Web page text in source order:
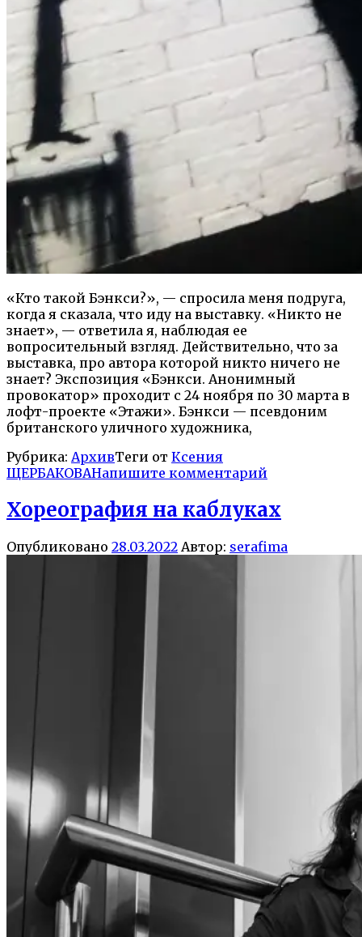
«Кто такой Бэнкси?», — спросила меня подруга,
когда я сказала, что иду на выставку. «Никто не
знает», — ответила я, наблюдая ее
вопросительный взгляд. Действительно, что за
выставка, про автора которой никто ничего не
знает? Экспозиция «Бэнкси. Анонимный
провокатор» проходит с 24 ноября по 30 марта в
лофт-проекте «Этажи». Бэнкси — псевдоним
британского уличного художника,
Рубрика: АрхивТеги от Ксения
ЩЕРБАКОВАНапишите комментарий
Хореография на каблуках
Опубликовано 28.03.2022 Автор: serafima